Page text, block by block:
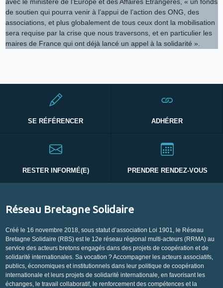
de soutien qui pourra venir à l’appui de l’action des ONG, des
associations, et plus globalement de tous ceux dont la mobilisation
sera requise par la crise que nous traversons, et en particulier les
maires de France qui ont déjà lancé un appel à la solidarité ».
SE RÉFÉRENCER ADHÉRER
RESTER INFORMÉ(E) PRENDRE RENDEZ-VOUS
Réseau Bretagne Solidaire
Créé le 16 novembre 2018, sous statut d’association Loi 1901, le Réseau
Bretagne Solidaire (RBS) est le 12e réseau régional multi-acteurs (RRMA) au
service des acteurs bretons engagés dans des projets de coopération et de
solidarité internationales. Sa vocation ? Accompagner les acteurs associatifs,
publics, économiques et institutionnels dans leur politique de coopération
internationale et leurs projets de solidarité internationale, en favorisant les
échanges, le travail collaboratif, le renforcement des compétences et la